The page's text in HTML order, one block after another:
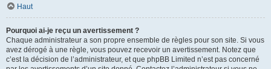
Haut
Pourquoi ai-je reçu un avertissement ?
Chaque administrateur a son propre ensemble de règles pour son site. Si vous
avez dérogé à une règle, vous pouvez recevoir un avertissement. Notez que
c’est la décision de l’administrateur, et que phpBB Limited n’est pas concerné